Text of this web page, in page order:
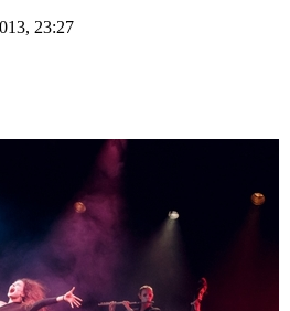
23:27